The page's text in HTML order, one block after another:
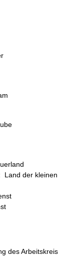
Land der kleinen
des Arbeitskreis